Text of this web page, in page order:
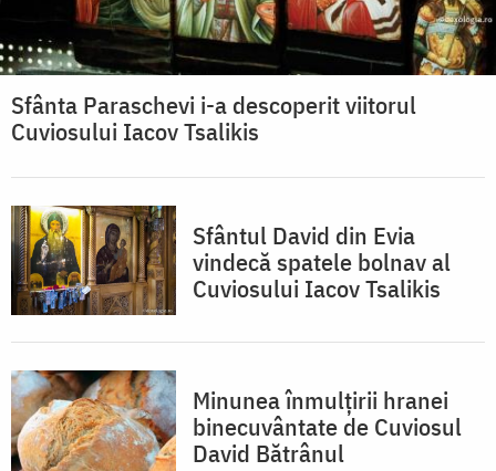
Sfânta Paraschevi i-a descoperit viitorul
Cuviosului Iacov Tsalikis
Sfântul David din Evia
vindecă spatele bolnav al
Cuviosului Iacov Tsalikis
Minunea înmulțirii hranei
binecuvântate de Cuviosul
David Bătrânul